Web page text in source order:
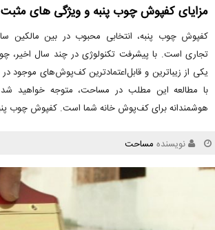
مزایای کفپوش چوب پنبه و ویژگی های
کفپوش چوب پنبه، انتخابی محبوب در بین مالکین
تجاری است. با پیشرفت تکنولوژی در چند سال اخیر،
یکی از زیباترین و قابل‌اعتمادترین کف‌پوش‌های موجود
با مطالعه این مطلب در مساحت، متوجه خواهید شد
هوشمندانه برای کف‌پوش خانه شما است. کفپوش چوب
نویسنده مساحت